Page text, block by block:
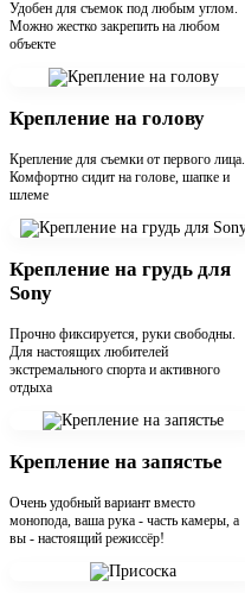
Удобен для съемок под любым углом.
Можно жестко закрепить на любом
объекте
Крепление на голову
Крепление для съемки от первого лица.
Комфортно сидит на голове, шапке и
шлеме
Крепление на грудь для
Sony
Прочно фиксируется, руки свободны.
Для настоящих любителей
экстремального спорта и активного
отдыха
Крепление на запястье
Очень удобный вариант вместо
монопода, ваша рука - часть камеры, а
вы - настоящий режиссёр!